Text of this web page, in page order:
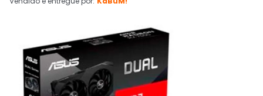
Ativar tradutor em libras